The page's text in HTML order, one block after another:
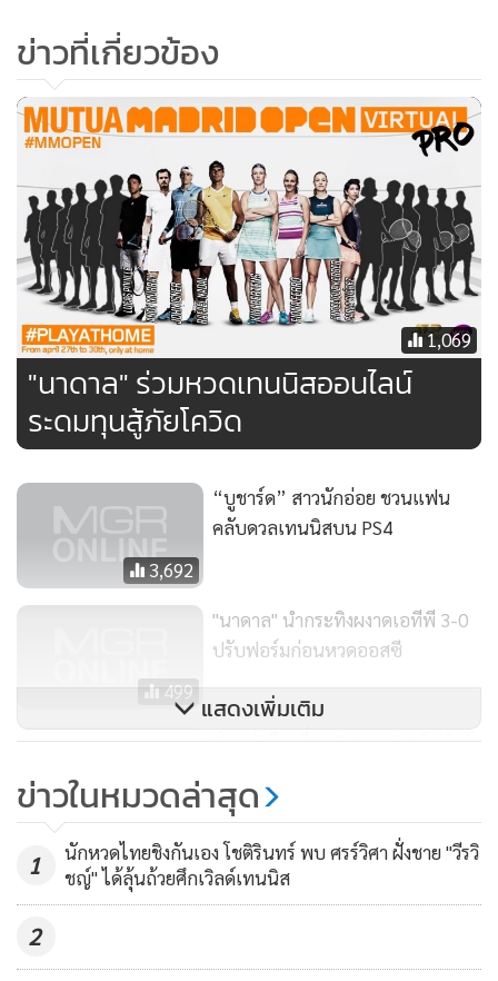
ข่าวที่เกี่ยวข้อง
1,069
"นาดาล" ร่วมหวดเทนนิสออนไลน์
ระดมทุนสู้ภัยโควิด
3,692
“บูชาร์ด” สาวนักอ่อย ชวนแฟน
คลับดวลเทนนิสบน PS4
499
"นาดาล" นำกระทิงผงาดเอทีพี 3-0
ปรับฟอร์มก่อนหวดออสซี
1,015
"โนเล่" อึดเฆี่ยน "นาดาล" ผนึกกำลัง
แสดงเพิ่มเติม
ข่าวในหมวดล่าสุด
1
นักหวดไทยชิงกันเอง โชติรินทร์ พบ ศรร์วิศา ฝั่งชาย "วีรวิ
ชญ์" ได้ลุ้นถ้วยศึกเวิลด์เทนนิส
2